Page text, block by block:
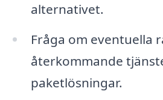
alternativet.
Fråga om eventuella
återkommande
paketlösningar.